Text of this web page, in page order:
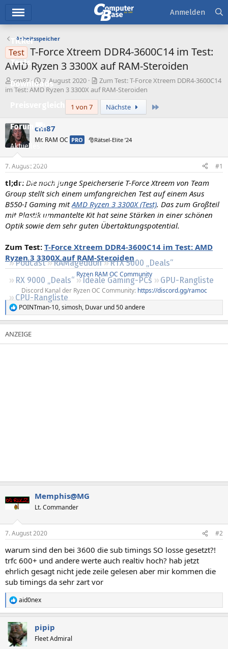
Ticker
Tests
Downloads
Forum
Aktuelles
Empfohlene Inhalte
Neue Beiträge
Neueste Aktivitäten
Leserartikel
Podcast RAMageddon
RTX 5000 „Deals“
RX 9000 „Deals“
Ideale Gaming-PCs
GPU-Rangliste
CPU-Rangliste
Anmelden
Arbeitsspeicher
Test T-Force Xtreem DDR4-3600C14 im Test:
AMD Ryzen 3 3300X auf RAM-Steroiden
E
r
l
l
e
r
cm87
E
r
l
t
m
7. August 2020
Zum Test: T-Force Xtreem DDR4-3600C14
im Test: AMD Ryzen 3 3300X auf RAM-Steroiden
1 von 7
Nächste
cm87
Mr. RAM OC PRO 🎅Rätsel-Elite ’24
7. August 2020 #1
tl;dr: Die noch junge Speicherserie T-Force Xtreem von Team
Group stellt sich einem umfangreichen Test auf einem Asus
B550-I Gaming mitAMD Ryzen 3 3300X (Test). Das zum Großteil
mit Plastik ummantelte Kit hat seine Stärken in einer schönen
Optik sowie dem sehr guten Übertaktungspotential.
Zum Test: T-Force Xtreem DDR4-3600C14 im Test: AMD
Ryzen 3 3300X auf RAM-Steroiden
Ryzen RAM OC Community
Discord Kanal der Ryzen OC Community: https://discord.gg/ramoc
R
e
a
k
t
POINTman-10,simosh, Duvar und 50 andere
Memphis@MG
Lt. Commander
7. August 2020 #2
warum sind den bei 3600 die sub timings SO losse gesetzt?!
trfc 600+ und andere werte auch realtiv hoch? hab jetzt
ehrlich gesagt nicht jede zeile gelesen aber mir kommen die
sub timings da sehr zart vor
R
e
k
t
i
aid0nex
pipip
Fleet Admiral